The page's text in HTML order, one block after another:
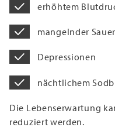
erhöhtem
mangelnder
Depressionen
nächtlichem
Die Lebenserwartung
reduziert werden.